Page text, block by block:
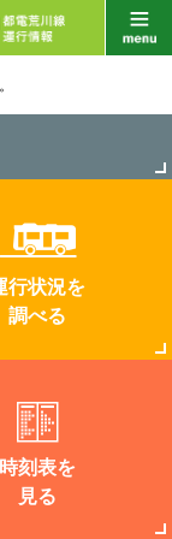
行状況を
調べる
時刻表を
見る